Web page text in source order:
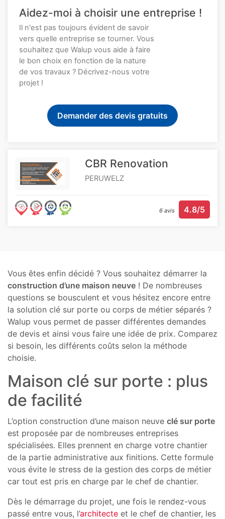
Aidez-moi à choisir une entreprise !
Il n'est pas toujours évident de savoir
vers quelle entreprise se tourner. Vous
souhaitez que Walup vous aide à faire
le bon choix en fonction de la nature
de vos travaux ? Décrivez-nous votre
projet !
Demander des devis gratuits
CBR Renovation
PERUWELZ
6 avis 4.8/5
Vous êtes enfin décidé ? Vous souhaitez démarrer la
construction d’une maison neuve ! De nombreuses
questions se bousculent et vous hésitez encore entre
la solution clé sur porte ou corps de métier séparés ?
Walup vous permet de passer différentes demandes
de devis et ainsi vous faire une idée de prix. Comparez
si besoin, les différents coûts selon la méthode
choisie.
Maison clé sur porte : plus
de facilité
L’option construction d’une maison neuve clé sur porte
est proposée par de nombreuses entreprises
spécialisées. Elles prennent en charge votre chantier
de la partie administrative aux finitions. Cette formule
vous évite le stress de la gestion des corps de métier
car tout est pris en charge par le chef de chantier.
Dès le démarrage du projet, une fois le rendez-vous
passé entre vous, l’architecte et le chef de chantier, les